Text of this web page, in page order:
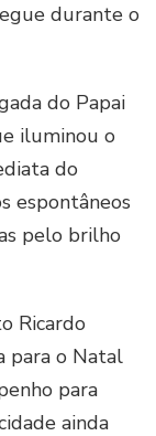
durante o
do Papai
iluminou o
do
espontâneos
pelo brilho
Ricardo
para o Natal
para
ainda